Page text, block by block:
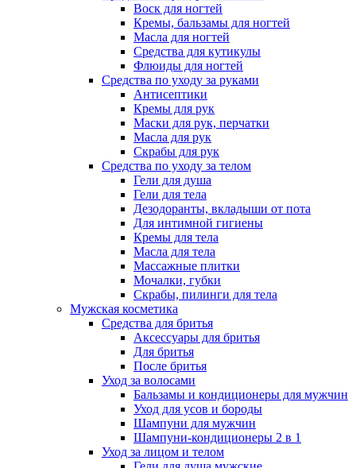
Воск для ногтей
Кремы, бальзамы для ногтей
Масла для ногтей
Средства для кутикулы
Флюиды для ногтей
Средства по уходу за руками
Антисептики
Кремы для рук
Маски для рук, перчатки
Масла для рук
Скрабы для рук
Средства по уходу за телом
Гели для душа
Гели для тела
Дезодоранты, вкладыши от пота
Для интимной гигиены
Кремы для тела
Масла для тела
Массажные плитки
Мочалки, губки
Скрабы, пилинги для тела
Мужская косметика
Средства для бритья
Аксессуары для бритья
Для бритья
После бритья
Уход за волосами
Бальзамы и кондиционеры для мужчин
Уход для усов и бороды
Шампуни для мужчин
Шампуни-кондиционеры 2 в 1
Уход за лицом и телом